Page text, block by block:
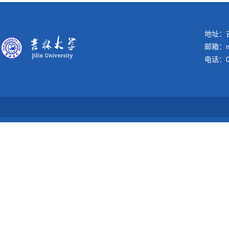
地址：
邮箱：
电话：